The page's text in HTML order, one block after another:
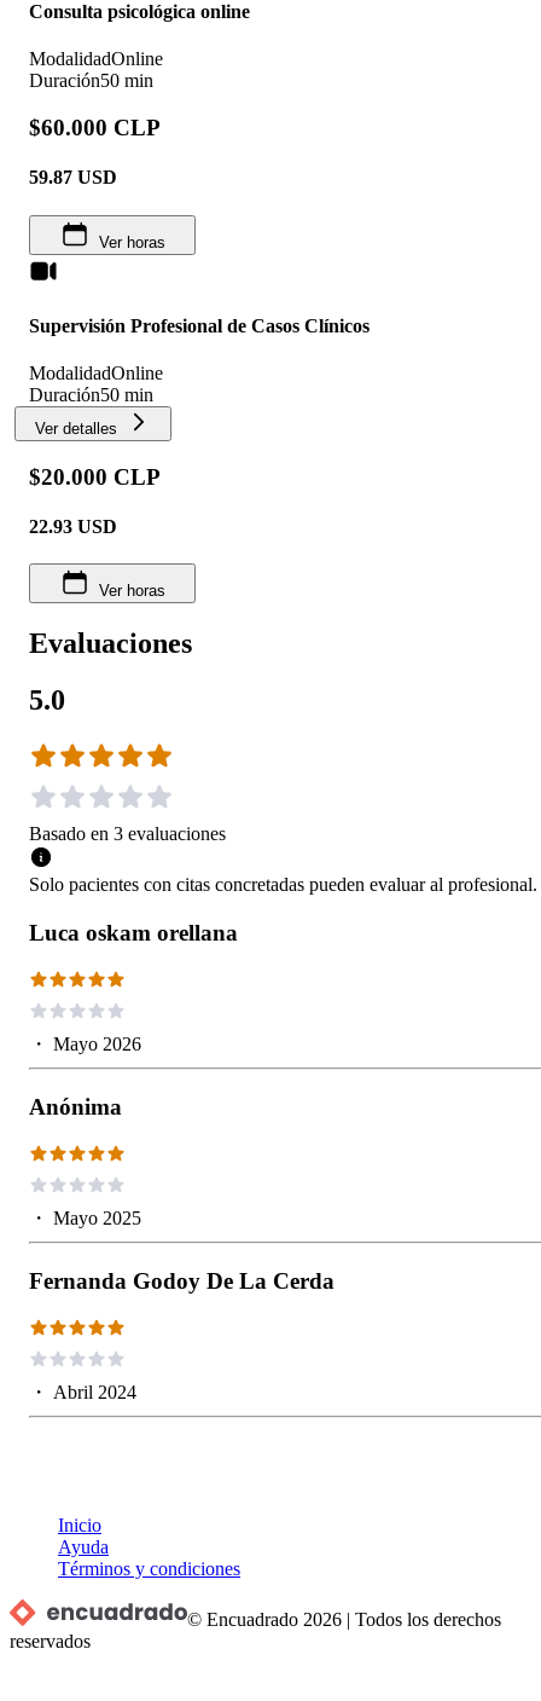
Consulta psicológica online
ModalidadOnline
Duración50 min
$60.000 CLP
59.87 USD
Ver horas
Supervisión Profesional de Casos Clínicos
ModalidadOnline
Duración50 min
Ver detalles
$20.000 CLP
22.93 USD
Ver horas
Evaluaciones
5.0
Basado en 3 evaluaciones
Solo pacientes con citas concretadas pueden evaluar al profesional.
Luca oskam orellana
・ Mayo 2026
Anónima
・ Mayo 2025
Fernanda Godoy De La Cerda
・ Abril 2024
Inicio
Ayuda
Términos y condiciones
© Encuadrado 2026 |Todos los derechos
reservados